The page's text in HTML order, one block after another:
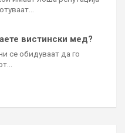
вистински мед?
се обидуваат да го